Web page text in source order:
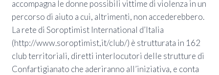
accompagna le donne possibili vittime di violenza in un
percorso di aiuto a cui, altrimenti, non accederebbero.
La rete di Soroptimist International d’Italia
(http://www.soroptimist,it/club/) è strutturata in 162
club territoriali, diretti interlocutori delle strutture di
Confartigianato che aderiranno all’iniziativa, e conta